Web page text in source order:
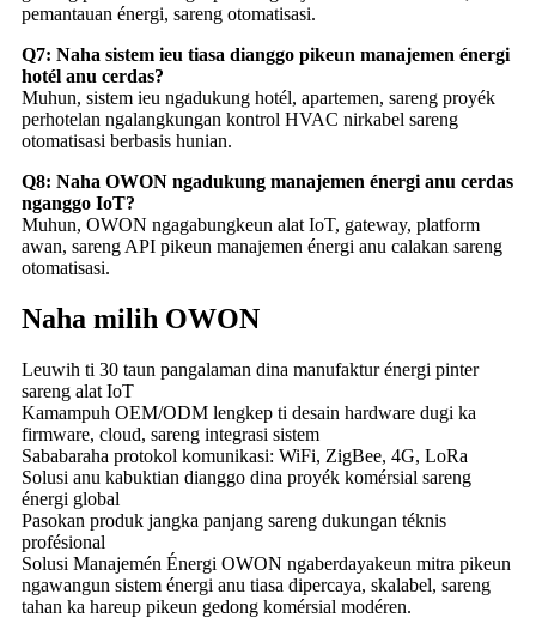
pemantauan énergi, sareng otomatisasi.
Q7: Naha sistem ieu tiasa dianggo pikeun manajemen énergi
hotél anu cerdas?
Muhun, sistem ieu ngadukung hotél, apartemen, sareng proyék
perhotelan ngalangkungan kontrol HVAC nirkabel sareng
otomatisasi berbasis hunian.
Q8: Naha OWON ngadukung manajemen énergi anu cerdas
nganggo IoT?
Muhun, OWON ngagabungkeun alat IoT, gateway, platform
awan, sareng API pikeun manajemen énergi anu calakan sareng
otomatisasi.
Naha milih OWON
Leuwih ti 30 taun pangalaman dina manufaktur énergi pinter
sareng alat IoT
Kamampuh OEM/ODM lengkep ti desain hardware dugi ka
firmware, cloud, sareng integrasi sistem
Sababaraha protokol komunikasi: WiFi, ZigBee, 4G, LoRa
Solusi anu kabuktian dianggo dina proyék komérsial sareng
énergi global
Pasokan produk jangka panjang sareng dukungan téknis
profésional
Solusi Manajemén Énergi OWON ngaberdayakeun mitra pikeun
ngawangun sistem énergi anu tiasa dipercaya, skalabel, sareng
tahan ka hareup pikeun gedong komérsial modéren.